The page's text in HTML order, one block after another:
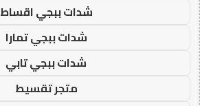
شدات ببجي اقساط
شدات ببجي تمارا
شدات ببجي تابي
متجر تقسيط